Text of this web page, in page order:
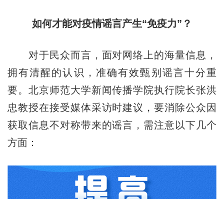
如何才能对疫情谣言产生“免疫力”？
对于民众而言，面对网络上的海量信息，
拥有清醒的认识，准确有效甄别谣言十分重
要。北京师范大学新闻传播学院执行院长张洪
忠教授在接受媒体采访时建议，要消除公众因
获取信息不对称带来的谣言，需注意以下几个
方面：